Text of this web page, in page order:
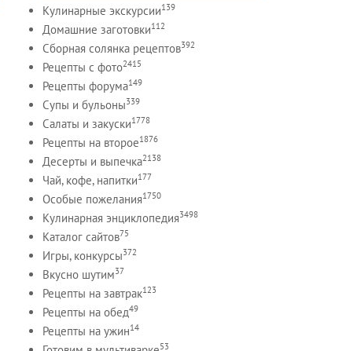
Кулинарные экскурсии139
Домашние заготовки112
Сборная солянка рецептов392
Рецепты c фото2415
Рецепты форума149
Супы и бульоны339
Салаты и закуски1778
Рецепты на второе1876
Десерты и выпечка2138
Чай, кофе, напитки177
Особые пожелания1750
Кулинарная энциклопедия3498
Каталог сайтов75
Игры, конкурсы372
Вкусно шутим37
Рецепты на завтрак123
Рецепты на обед49
Рецепты на ужин14
53